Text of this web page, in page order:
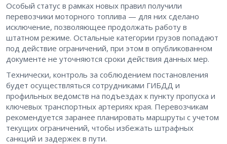
Особый статус в рамках новых правил получили
перевозчики моторного топлива — для них сделано
исключение, позволяющее продолжать работу в
штатном режиме. Остальные категории грузов попадают
под действие ограничений, при этом в опубликованном
документе не уточняются сроки действия данных мер.
Технически, контроль за соблюдением постановления
будет осуществляться сотрудниками ГИБДД и
профильных ведомств на подъездах к пункту пропуска и
ключевых транспортных артериях края. Перевозчикам
рекомендуется заранее планировать маршруты с учетом
текущих ограничений, чтобы избежать штрафных
санкций и задержек в пути.